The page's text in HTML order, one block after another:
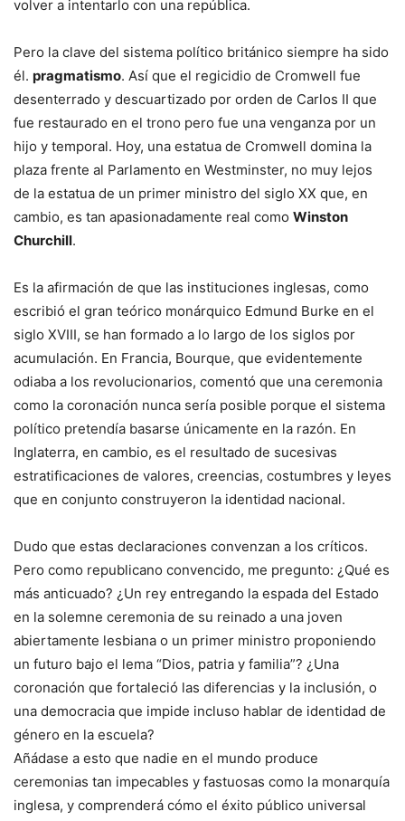
volver a intentarlo con una república.
Pero la clave del sistema político británico siempre ha sido
él. pragmatismo. Así que el regicidio de Cromwell fue
desenterrado y descuartizado por orden de Carlos II que
fue restaurado en el trono pero fue una venganza por un
hijo y temporal. Hoy, una estatua de Cromwell domina la
plaza frente al Parlamento en Westminster, no muy lejos
de la estatua de un primer ministro del siglo XX que, en
cambio, es tan apasionadamente real como Winston
Churchill.
Es la afirmación de que las instituciones inglesas, como
escribió el gran teórico monárquico Edmund Burke en el
siglo XVIII, se han formado a lo largo de los siglos por
acumulación. En Francia, Bourque, que evidentemente
odiaba a los revolucionarios, comentó que una ceremonia
como la coronación nunca sería posible porque el sistema
político pretendía basarse únicamente en la razón. En
Inglaterra, en cambio, es el resultado de sucesivas
estratificaciones de valores, creencias, costumbres y leyes
que en conjunto construyeron la identidad nacional.
Dudo que estas declaraciones convenzan a los críticos.
Pero como republicano convencido, me pregunto: ¿Qué es
más anticuado? ¿Un rey entregando la espada del Estado
en la solemne ceremonia de su reinado a una joven
abiertamente lesbiana o un primer ministro proponiendo
un futuro bajo el lema “Dios, patria y familia”? ¿Una
coronación que fortaleció las diferencias y la inclusión, o
una democracia que impide incluso hablar de identidad de
género en la escuela?
Añádase a esto que nadie en el mundo produce
ceremonias tan impecables y fastuosas como la monarquía
inglesa, y comprenderá cómo el éxito público universal